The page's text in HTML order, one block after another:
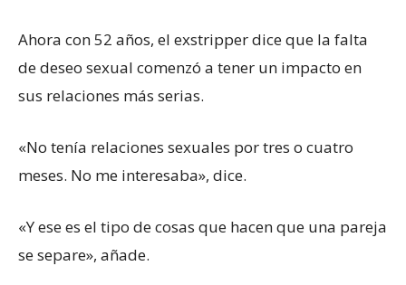
Ahora con 52 años, el exstripper dice que la falta
de deseo sexual comenzó a tener un impacto en
sus relaciones más serias.
«No tenía relaciones sexuales por tres o cuatro
meses. No me interesaba», dice.
«Y ese es el tipo de cosas que hacen que una pareja
se separe», añade.